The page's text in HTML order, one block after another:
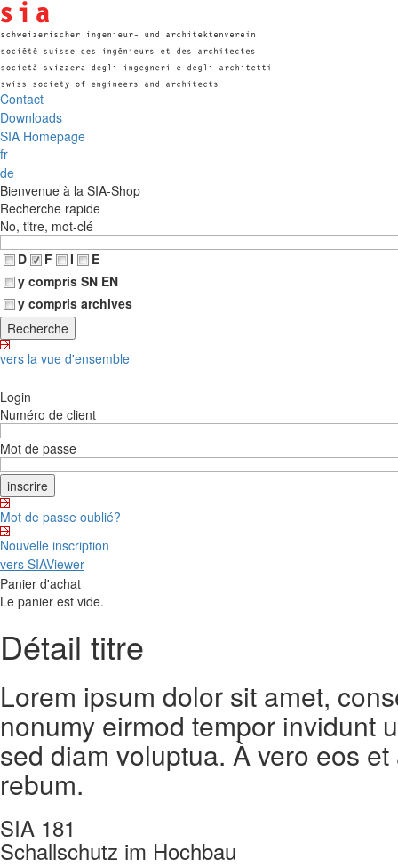
Contact
Downloads
SIA Homepage
fr
de
Bienvenue à la SIA-Shop
Recherche rapide
No, titre, mot-clé
D
F I
E
y compris SN EN
y compris archives
vers la vue d'ensemble
Login
Numéro de client
Mot de passe
Mot de passe oublié?
Nouvelle inscription
vers SIAViewer
Panier d'achat
Le panier est vide.
Détail titre
Lorem ipsum dolor sit amet,
nonumy eirmod tempor invidunt
sed diam voluptua. À vero eos
rebum.
SIA 181
Schallschutz im Hochbau